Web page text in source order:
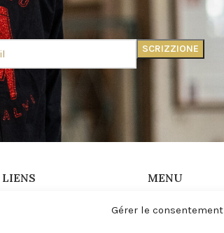
Gérer le consentement
LIENS MENU
Instagram